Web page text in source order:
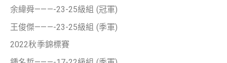
余緯舜———-23-25級組 (冠軍)
王俊傑———-23-25級組 (季軍)
2022秋季錦標賽